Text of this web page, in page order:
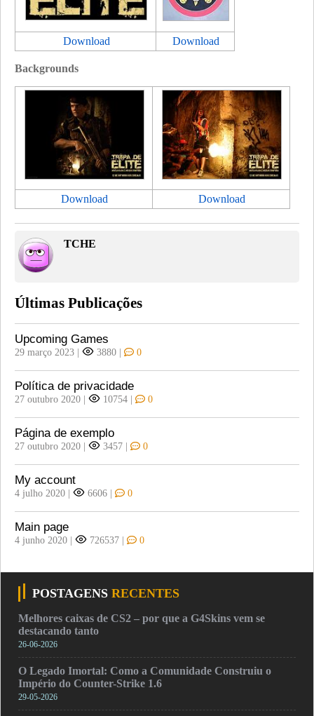
Download Download
Backgrounds
Download Download
TCHE
Últimas Publicações
Upcoming Games
29 março 2023 | 3880 | 0
Política de privacidade
27 outubro 2020 | 10754 | 0
Página de exemplo
27 outubro 2020 | 3457 | 0
My account
4 julho 2020 | 6606 | 0
Main page
4 junho 2020 | 726537 | 0
POSTAGENS RECENTES
Melhores caixas de CS2 – por que a G4Skins vem se
destacando tanto
26-06-2026
O Legado Imortal: Como a Comunidade Construiu o
Império do Counter-Strike 1.6
29-05-2026